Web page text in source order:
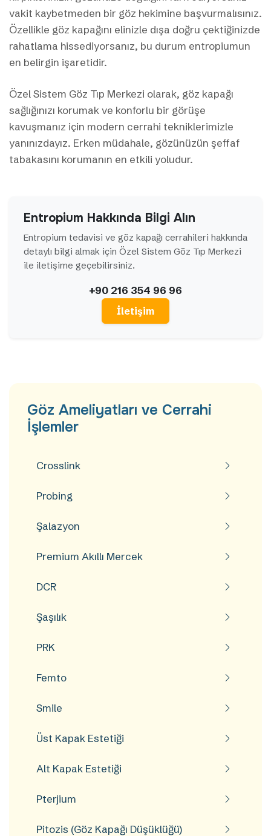
Göz Ameliyatları ve Cerrahi
İşlemler
Crosslink
Probing
Şalazyon
Premium Akıllı Mercek
DCR
Şaşılık
PRK
Femto
Smile
Üst Kapak Estetiği
Alt Kapak Estetiği
Pterjium
Pitozis (Göz Kapağı Düşüklüğü)
vakit kaybetmeden bir göz hekimine başvurmalısınız.
Özellikle göz kapağını elinizle dışa doğru çektiğinizde
rahatlama hissediyorsanız, bu durum entropiumun
en belirgin işaretidir.
Özel Sistem Göz Tıp Merkezi olarak, göz kapağı
sağlığınızı korumak ve konforlu bir görüşe
kavuşmanız için modern cerrahi tekniklerimizle
yanınızdayız. Erken müdahale, gözünüzün şeffaf
tabakasını korumanın en etkili yoludur.
Entropium Hakkında Bilgi Alın
Entropium tedavisi ve göz kapağı cerrahileri hakkında
detaylı bilgi almak için Özel Sistem Göz Tıp Merkezi
ile iletişime geçebilirsiniz.
+90 216 354 96 96
İletişim